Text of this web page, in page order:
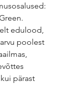
edulood,
poolest
pärast